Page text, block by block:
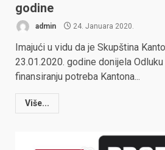
godine
admin 24. Januara 2020.
Imajući u vidu da je Skupština
23.01.2020. godine donijela
finansiranju potreba Kantona...
Više...